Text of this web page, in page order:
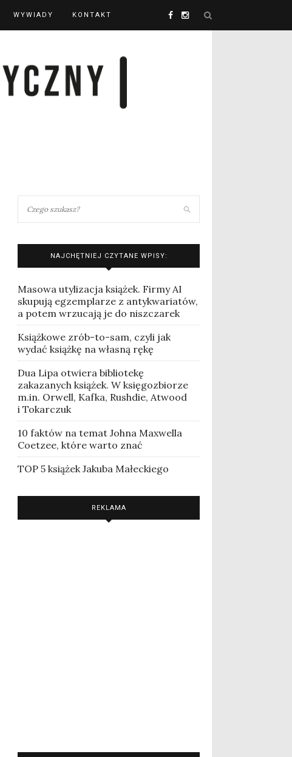
WYWIADY KONTAKT
NAJCHĘTNIEJ CZYTANE WPISY:
Masowa utylizacja książek. Firmy AI
skupują egzemplarze z antykwariatów,
a potem wrzucają je do niszczarek
Książkowe zrób-to-sam, czyli jak
wydać książkę na własną rękę
Dua Lipa otwiera bibliotekę
zakazanych książek. W księgozbiorze
m.in. Orwell, Kafka, Rushdie, Atwood
i Tokarczuk
10 faktów na temat Johna Maxwella
Coetzee, które warto znać
TOP 5 książek Jakuba Małeckiego
REKLAMA